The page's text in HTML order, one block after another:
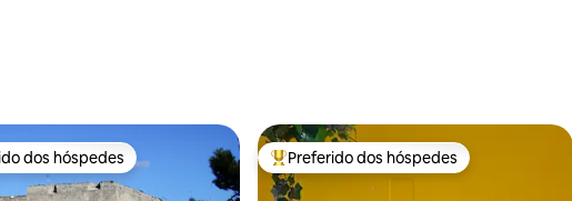
de 5, 168 avaliações
preferidos dos hóspedes
dos hóspedes Entre os melhores preferidos dos hóspedes
Preferido dos hóspedes